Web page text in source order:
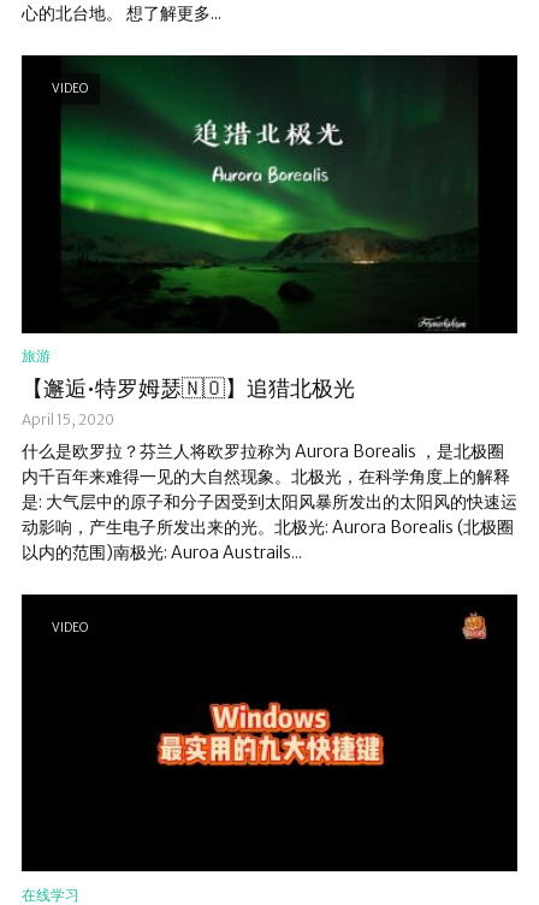
心的北台地。 想了解更多...
VIDEO
旅游
【邂逅•特罗姆瑟🇳🇴】追猎北极光
April 15, 2020
什么是欧罗拉？芬兰人将欧罗拉称为 Aurora Borealis ，是北极圈
内千百年来难得一见的大自然现象。北极光，在科学角度上的解释
是: 大气层中的原子和分子因受到太阳风暴所发出的太阳风的快速运
动影响，产生电子所发出来的光。北极光: Aurora Borealis (北极圈
以内的范围)南极光: Auroa Austrails...
VIDEO
在线学习